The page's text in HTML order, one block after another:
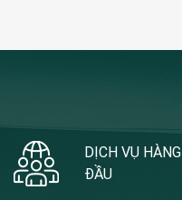
DỊCH VỤ HÀNG
ĐẦU